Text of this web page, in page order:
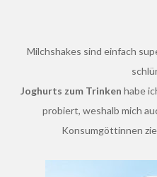
Milchshakes sind einfach super lecker, die könnte ich täglich
Joghurts zum Trinken habe
probiert, weshalb mich
Konsumgöttinnen